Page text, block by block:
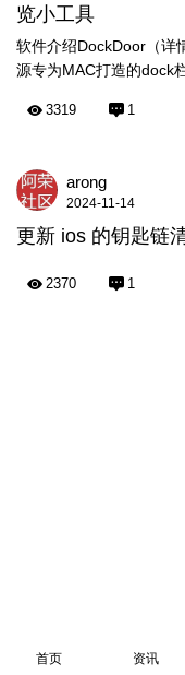
览小工具
软件介绍DockDoor（详
源专为MAC打造的dock
3319 1
arong
2024-11-14
更新 ios 的钥匙链
2370 1
首页 资讯